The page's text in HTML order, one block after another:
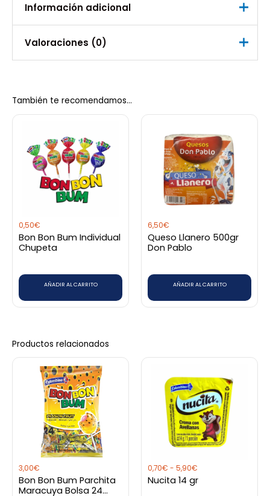
Información adicional
Peso
Valoraciones (0)
Sé el primero en valorar “Platanitos
salados coexito 230gr”
Debesaccederpara publicar una valoración.
También te recomendamos…
0,50€
Bon Bon Bum Individual
Chupeta
AÑADIR AL CARRITO
6,50€
Queso Llanero 500gr
Don Pablo
AÑADIR AL CARRITO
Productos relacionados
3,00€
Bon Bon Bum Parchita
Maracuya Bolsa 24
0,70€ - 5,90€
precios:
desde
0,70€
hasta
5,90€
Nucita 14 gr
Este
producto
múltiples
variantes.
se
pueden